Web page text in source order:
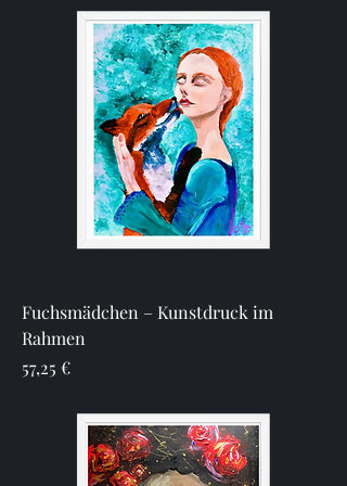
Fuchsmädchen – Kunstdruck im
Rahmen
Preis
57,25 €